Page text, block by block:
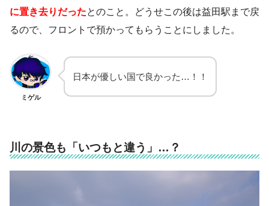
に置き去りだったとのこと。どうせこの後は益田駅まで戻
るので、フロントで預かってもらうことにしました。
ミゲル
日本が優しい国で良かった…！！
川の景色も「いつもと違う」…？